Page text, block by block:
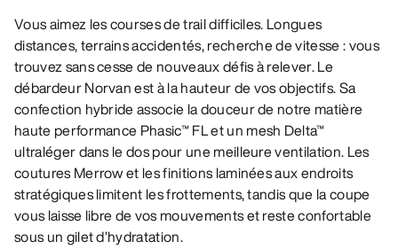
Vous aimez les courses de trail difficiles. Longues
distances, terrains accidentés, recherche de vitesse : vous
trouvez sans cesse de nouveaux défis à relever. Le
débardeur Norvan est à la hauteur de vos objectifs. Sa
confection hybride associe la douceur de notre matière
haute performance Phasic™ FL et un mesh Delta™
ultraléger dans le dos pour une meilleure ventilation. Les
coutures Merrow et les finitions laminées aux endroits
stratégiques limitent les frottements, tandis que la coupe
vous laisse libre de vos mouvements et reste confortable
sous un gilet d’hydratation.